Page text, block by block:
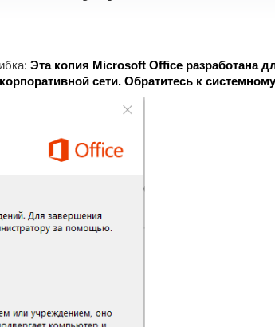
Эта копия Microsoft Office разработана
сети. Обратитесь к